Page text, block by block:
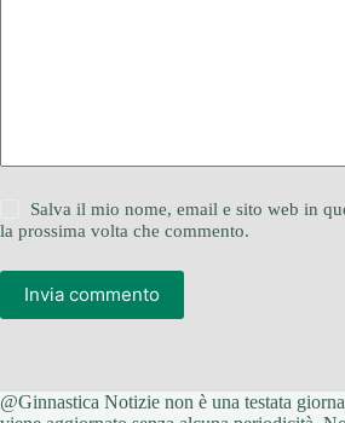
Salva il mio nome, email e sito web in
la prossima volta che commento.
Invia commento
@Ginnastica Notizie non è una testata